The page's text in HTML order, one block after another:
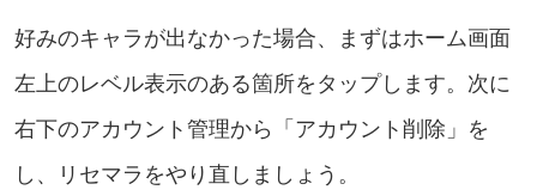
好みのキャラが出なかった場合、まずはホーム画面
左上のレベル表示のある箇所をタップします。次に
右下のアカウント管理から「アカウント削除」を
し、リセマラをやり直しましょう。